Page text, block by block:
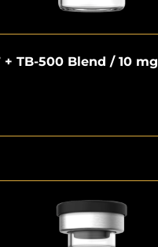
+ TB-500 Blend / 10 mg